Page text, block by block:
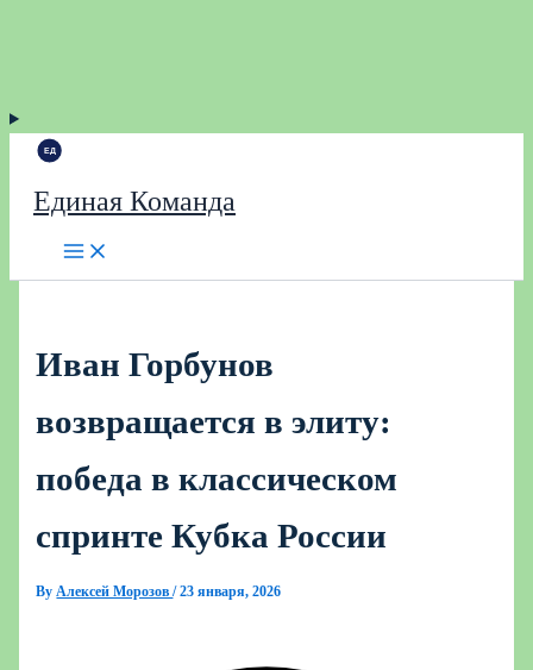
Единая Команда
Иван Горбунов
возвращается в элиту:
победа в классическом
спринте Кубка России
ByАлексей Морозов/23 января, 2026